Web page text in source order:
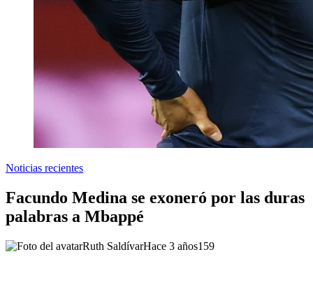
Noticias recientes
Facundo Medina se exoneró por las duras
palabras a Mbappé
Ruth SaldívarHace 3 años159